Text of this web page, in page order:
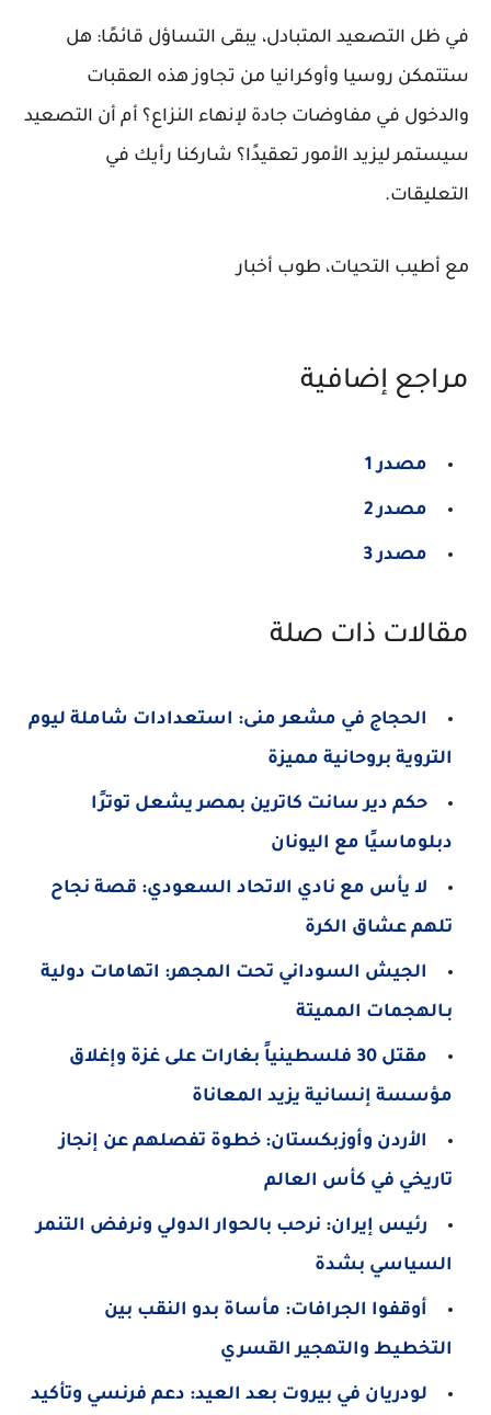
في ظل التصعيد المتبادل، يبقى التساؤل قائمًا: هل
ستتمكن روسيا وأوكرانيا من تجاوز هذه العقبات
والدخول في مفاوضات جادة لإنهاء النزاع؟ أم أن التصعيد
سيستمر ليزيد الأمور تعقيدًا؟ شاركنا رأيك في
التعليقات.
مع أطيب التحيات، طوب أخبار
مراجع إضافية
مصدر 1
مصدر 2
مصدر 3
مقالات ذات صلة
الحجاج في مشعر منى: استعدادات شاملة ليوم
التروية بروحانية مميزة
حكم دير سانت كاترين بمصر يشعل توترًا
دبلوماسيًا مع اليونان
لا يأس مع نادي الاتحاد السعودي: قصة نجاح
تلهم عشاق الكرة
الجيش السوداني تحت المجهر: اتهامات دولية
بـالهجمات المميتة
مقتل 30 فلسطينياً بغارات على غزة وإغلاق
مؤسسة إنسانية يزيد المعاناة
الأردن وأوزبكستان: خطوة تفصلهم عن إنجاز
تاريخي في كأس العالم
رئيس إيران: نرحب بالحوار الدولي ونرفض التنمر
السياسي بشدة
أوقفوا الجرافات: مأساة بدو النقب بين
التخطيط والتهجير القسري
لودريان في بيروت بعد العيد: دعم فرنسي وتأكيد